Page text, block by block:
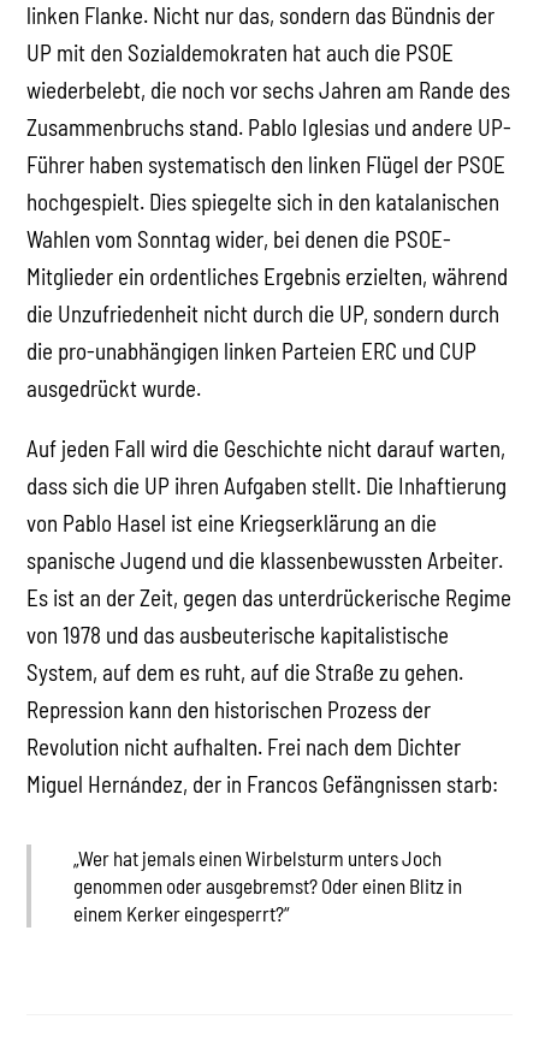
linken Flanke. Nicht nur das, sondern das Bündnis der
UP mit den Sozialdemokraten hat auch die PSOE
wiederbelebt, die noch vor sechs Jahren am Rande des
Zusammenbruchs stand. Pablo Iglesias und andere UP-
Führer haben systematisch den linken Flügel der PSOE
hochgespielt. Dies spiegelte sich in den katalanischen
Wahlen vom Sonntag wider, bei denen die PSOE-
Mitglieder ein ordentliches Ergebnis erzielten, während
die Unzufriedenheit nicht durch die UP, sondern durch
die pro-unabhängigen linken Parteien ERC und CUP
ausgedrückt wurde.
Auf jeden Fall wird die Geschichte nicht darauf warten,
dass sich die UP ihren Aufgaben stellt. Die Inhaftierung
von Pablo Hasel ist eine Kriegserklärung an die
spanische Jugend und die klassenbewussten Arbeiter.
Es ist an der Zeit, gegen das unterdrückerische Regime
von 1978 und das ausbeuterische kapitalistische
System, auf dem es ruht, auf die Straße zu gehen.
Repression kann den historischen Prozess der
Revolution nicht aufhalten. Frei nach dem Dichter
Miguel Hernández, der in Francos Gefängnissen starb:
„Wer hat jemals einen Wirbelsturm unters Joch
genommen oder ausgebremst? Oder einen Blitz in
einem Kerker eingesperrt?“